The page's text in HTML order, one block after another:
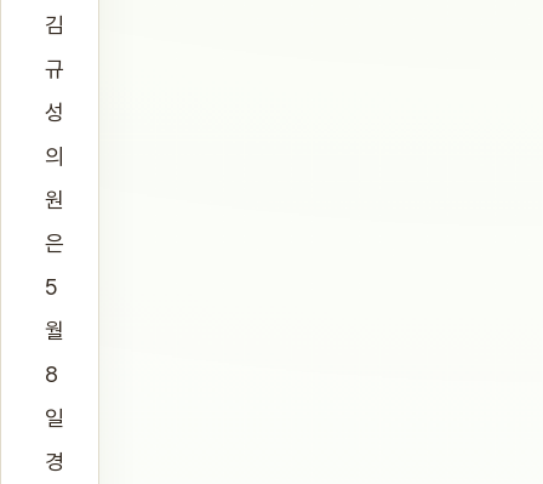
김
규
성
의
원
은
5
월
8
일
경